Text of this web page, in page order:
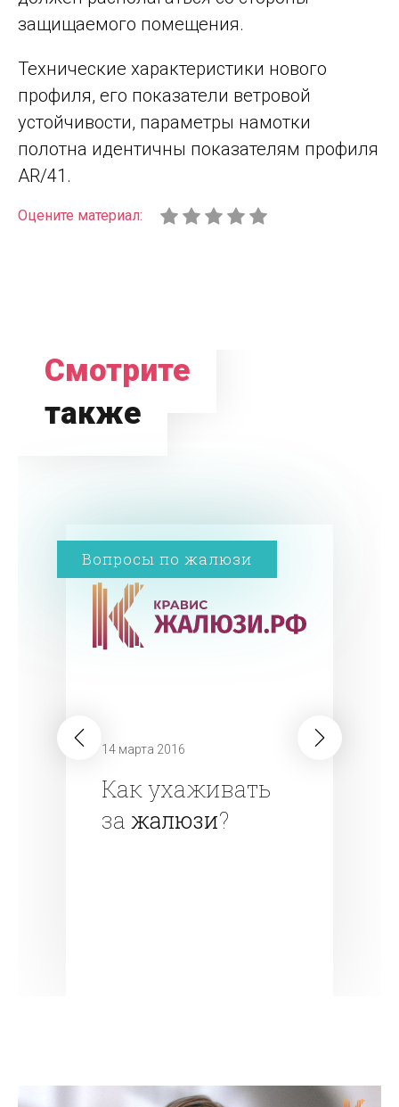
защищаемого помещения.
Технические характеристики нового
профиля, его показатели ветровой
устойчивости, параметры намотки
полотна идентичны показателям профиля
AR/41.
Оцените материал:
Смотрите
также
14 марта 2016
Как ухаживать
за жалюзи?
Вопросы по жалюзи